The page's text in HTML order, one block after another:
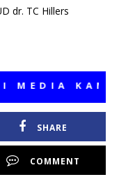
dr. TC Hillers
KAMI,
SHARE
COMMENT